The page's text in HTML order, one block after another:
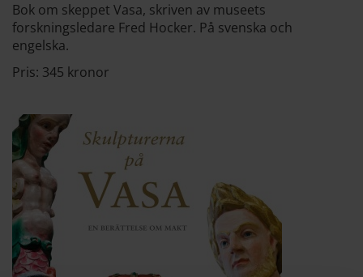
Bok om skeppet Vasa, skriven av museets
forskningsledare Fred Hocker. På svenska och
engelska.
Pris: 345 kronor